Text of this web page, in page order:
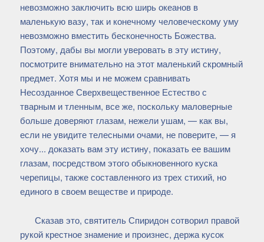
невозможно заключить всю ширь океанов в
маленькую вазу, так и конечному человеческому уму
невозможно вместить бесконечность Божества.
Поэтому, дабы вы могли уверовать в эту истину,
посмотрите внимательно на этот маленький скромный
предмет. Хотя мы и не можем сравнивать
Несозданное Сверхвещественное Естество с
тварным и тленным, все же, поскольку маловерные
больше доверяют глазам, нежели ушам, — как вы,
если не увидите телесными очами, не поверите, — я
хочу... доказать вам эту истину, показать ее вашим
глазам, посредством этого обыкновенного куска
черепицы, также составленного из трех стихий, но
единого в своем веществе и природе.
Сказав это, святитель Спиридон сотворил правой
рукой крестное знамение и произнес, держа кусок